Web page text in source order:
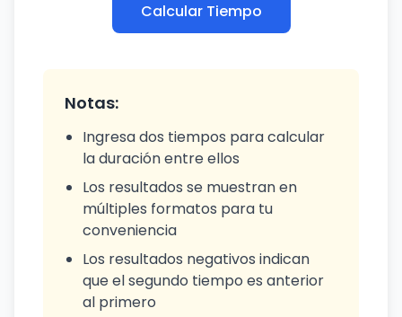
Calcular Tiempo
Notas:
Ingresa dos tiempos para calcular
la duración entre ellos
Los resultados se muestran en
múltiples formatos para tu
conveniencia
Los resultados negativos indican
que el segundo tiempo es anterior
al primero